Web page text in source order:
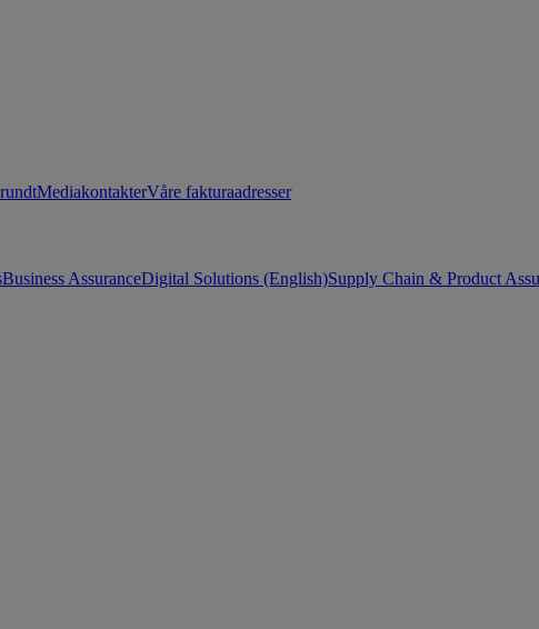
MediakontakterVåre fakturaadresser
Business AssuranceDigital Solutions (English)Supply Chain & Product